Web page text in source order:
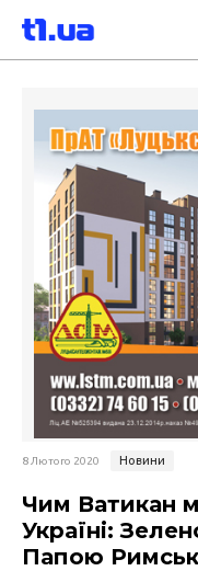
8 Лютого 2020 Новини
Чим Ватикан
Україні:
Папою